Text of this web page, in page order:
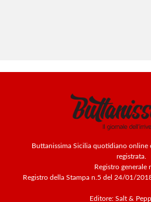
Buttanissima Sicilia quotidiano online
registrata.
Registro generale
Registro della Stampa n.5 del 24/01/
Editore: Salt &